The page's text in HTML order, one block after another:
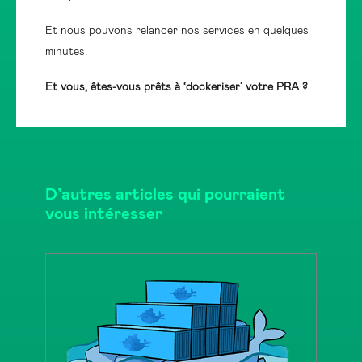
Et nous pouvons relancer nos services en quelques
minutes.
Et vous, êtes-vous prêts à ‘dockeriser’ votre PRA ?
D’autres articles qui pourraient
vous intéresser